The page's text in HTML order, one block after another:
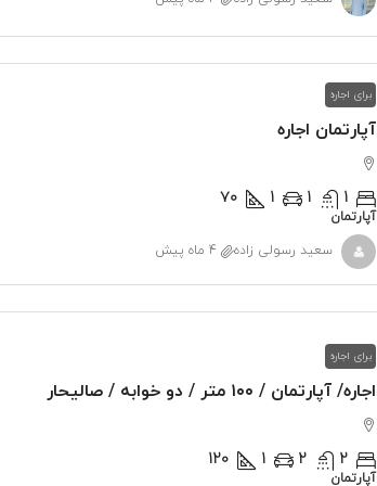
برای اجاره
آپارتمان اجاره
1
1
1 ۷۰
آپارتمان
سعید رسولی زاده 4 ماه پیش
برای اجاره
اجاره/ آپارتمان / ۱۰۰ متر / دو خوابه / صالیحار
2
2
1
120
آپارتمان